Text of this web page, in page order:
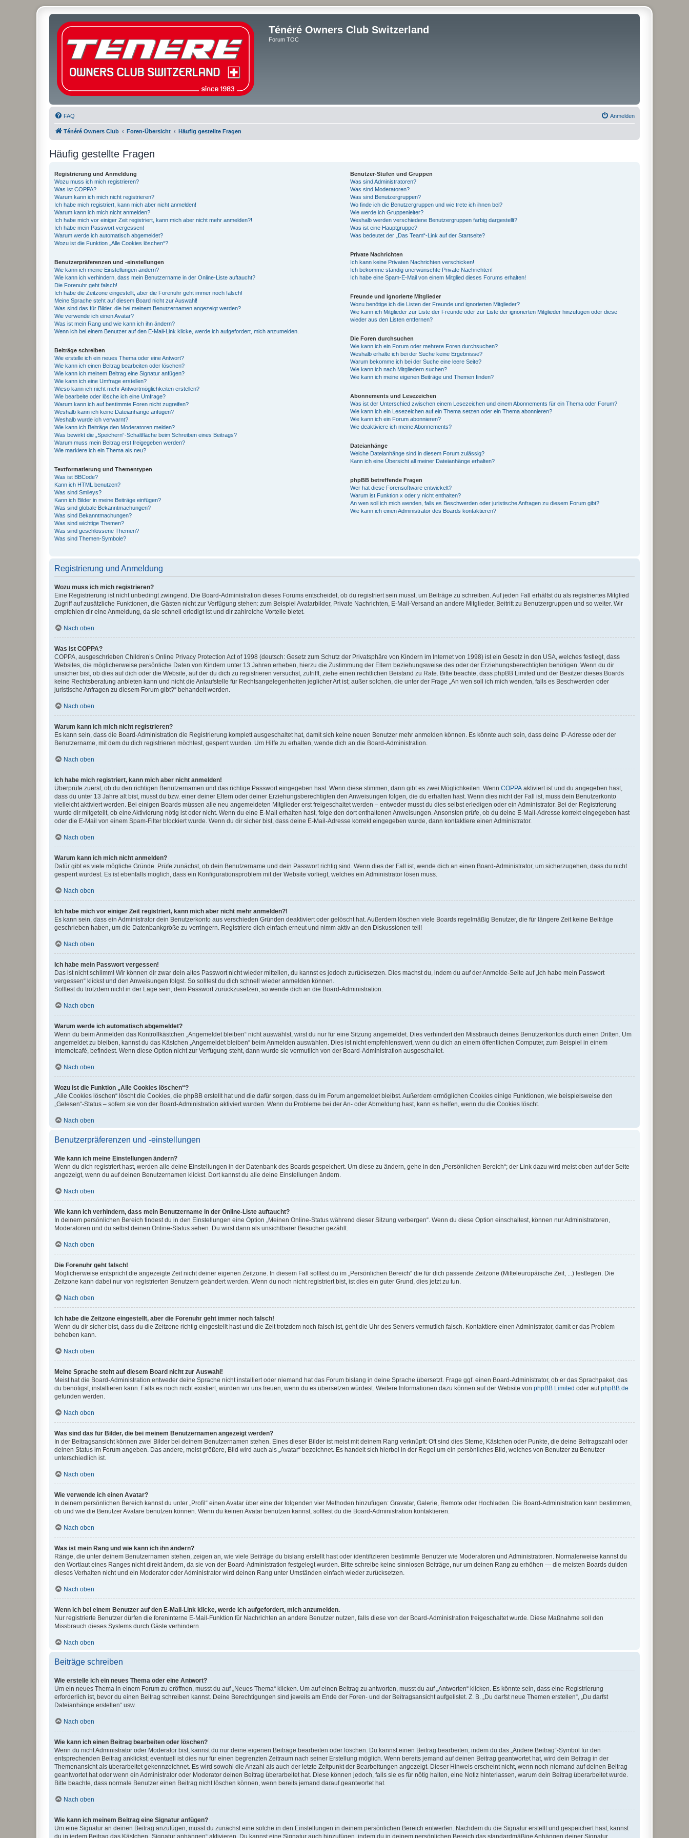
Ténéré Owners Club Switzerland
Forum TOC
FAQ Anmelden
Ténéré Owners Club Foren-Übersicht Häufig gestellte Fragen
Häufig gestellte Fragen
Registrierung und Anmeldung
Wozu muss ich mich registrieren?
Was ist COPPA?
Warum kann ich mich nicht registrieren?
Ich habe mich registriert, kann mich aber nicht anmelden!
Warum kann ich mich nicht anmelden?
Ich habe mich vor einiger Zeit registriert, kann mich aber nicht mehr anmelden?!
Ich habe mein Passwort vergessen!
Warum werde ich automatisch abgemeldet?
Wozu ist die Funktion „Alle Cookies löschen“?
Benutzerpräferenzen und -einstellungen
Wie kann ich meine Einstellungen ändern?
Wie kann ich verhindern, dass mein Benutzername in der Online-Liste auftaucht?
Die Forenuhr geht falsch!
Ich habe die Zeitzone eingestellt, aber die Forenuhr geht immer noch falsch!
Meine Sprache steht auf diesem Board nicht zur Auswahl!
Was sind das für Bilder, die bei meinem Benutzernamen angezeigt werden?
Wie verwende ich einen Avatar?
Was ist mein Rang und wie kann ich ihn ändern?
Wenn ich bei einem Benutzer auf den E-Mail-Link klicke, werde ich aufgefordert, mich anzumelden.
Beiträge schreiben
Wie erstelle ich ein neues Thema oder eine Antwort?
Wie kann ich einen Beitrag bearbeiten oder löschen?
Wie kann ich meinem Beitrag eine Signatur anfügen?
Wie kann ich eine Umfrage erstellen?
Wieso kann ich nicht mehr Antwortmöglichkeiten erstellen?
Wie bearbeite oder lösche ich eine Umfrage?
Warum kann ich auf bestimmte Foren nicht zugreifen?
Weshalb kann ich keine Dateianhänge anfügen?
Weshalb wurde ich verwarnt?
Wie kann ich Beiträge den Moderatoren melden?
Was bewirkt die „Speichern“-Schaltfläche beim Schreiben eines Beitrags?
Warum muss mein Beitrag erst freigegeben werden?
Wie markiere ich ein Thema als neu?
Textformatierung und Thementypen
Was ist BBCode?
Kann ich HTML benutzen?
Was sind Smileys?
Kann ich Bilder in meine Beiträge einfügen?
Was sind globale Bekanntmachungen?
Was sind Bekanntmachungen?
Was sind wichtige Themen?
Was sind geschlossene Themen?
Was sind Themen-Symbole?
Benutzer-Stufen und Gruppen
Was sind Administratoren?
Was sind Moderatoren?
Was sind Benutzergruppen?
Wo finde ich die Benutzergruppen und wie trete ich ihnen bei?
Wie werde ich Gruppenleiter?
Weshalb werden verschiedene Benutzergruppen farbig dargestellt?
Was ist eine Hauptgruppe?
Was bedeutet der „Das Team“-Link auf der Startseite?
Private Nachrichten
Ich kann keine Privaten Nachrichten verschicken!
Ich bekomme ständig unerwünschte Private Nachrichten!
Ich habe eine Spam-E-Mail von einem Mitglied dieses Forums erhalten!
Freunde und ignorierte Mitglieder
Wozu benötige ich die Listen der Freunde und ignorierten Mitglieder?
Wie kann ich Mitglieder zur Liste der Freunde oder zur Liste der ignorierten Mitglieder hinzufügen oder diese
wieder aus den Listen entfernen?
Die Foren durchsuchen
Wie kann ich ein Forum oder mehrere Foren durchsuchen?
Weshalb erhalte ich bei der Suche keine Ergebnisse?
Warum bekomme ich bei der Suche eine leere Seite?
Wie kann ich nach Mitgliedern suchen?
Wie kann ich meine eigenen Beiträge und Themen finden?
Abonnements und Lesezeichen
Was ist der Unterschied zwischen einem Lesezeichen und einem Abonnements für ein Thema oder Forum?
Wie kann ich ein Lesezeichen auf ein Thema setzen oder ein Thema abonnieren?
Wie kann ich ein Forum abonnieren?
Wie deaktiviere ich meine Abonnements?
Dateianhänge
Welche Dateianhänge sind in diesem Forum zulässig?
Kann ich eine Übersicht all meiner Dateianhänge erhalten?
phpBB betreffende Fragen
Wer hat diese Forensoftware entwickelt?
Warum ist Funktion x oder y nicht enthalten?
An wen soll ich mich wenden, falls es Beschwerden oder juristische Anfragen zu diesem Forum gibt?
Wie kann ich einen Administrator des Boards kontaktieren?
Registrierung und Anmeldung
Wozu muss ich mich registrieren?
Eine Registrierung ist nicht unbedingt zwingend. Die Board-Administration dieses Forums entscheidet, ob du registriert sein musst, um Beiträge zu schreiben. Auf jeden Fall erhältst du als registriertes Mitglied
Zugriff auf zusätzliche Funktionen, die Gästen nicht zur Verfügung stehen: zum Beispiel Avatarbilder, Private Nachrichten, E-Mail-Versand an andere Mitglieder, Beitritt zu Benutzergruppen und so weiter. Wir
empfehlen dir eine Anmeldung, da sie schnell erledigt ist und dir zahlreiche Vorteile bietet.
Nach oben
Was ist COPPA?
COPPA, ausgeschrieben Children’s Online Privacy Protection Act of 1998 (deutsch: Gesetz zum Schutz der Privatsphäre von Kindern im Internet von 1998) ist ein Gesetz in den USA, welches festlegt, dass
Websites, die möglicherweise persönliche Daten von Kindern unter 13 Jahren erheben, hierzu die Zustimmung der Eltern beziehungsweise des oder der Erziehungsberechtigten benötigen. Wenn du dir
unsicher bist, ob dies auf dich oder die Website, auf der du dich zu registrieren versuchst, zutrifft, ziehe einen rechtlichen Beistand zu Rate. Bitte beachte, dass phpBB Limited und der Besitzer dieses Boards
keine Rechtsberatung anbieten kann und nicht die Anlaufstelle für Rechtsangelegenheiten jeglicher Art ist; außer solchen, die unter der Frage „An wen soll ich mich wenden, falls es Beschwerden oder
juristische Anfragen zu diesem Forum gibt?“ behandelt werden.
Nach oben
Warum kann ich mich nicht registrieren?
Es kann sein, dass die Board-Administration die Registrierung komplett ausgeschaltet hat, damit sich keine neuen Benutzer mehr anmelden können. Es könnte auch sein, dass deine IP-Adresse oder der
Benutzername, mit dem du dich registrieren möchtest, gesperrt wurden. Um Hilfe zu erhalten, wende dich an die Board-Administration.
Nach oben
Ich habe mich registriert, kann mich aber nicht anmelden!
Überprüfe zuerst, ob du den richtigen Benutzernamen und das richtige Passwort eingegeben hast. Wenn diese stimmen, dann gibt es zwei Möglichkeiten. Wenn COPPA aktiviert ist und du angegeben hast,
dass du unter 13 Jahre alt bist, musst du bzw. einer deiner Eltern oder deiner Erziehungsberechtigten den Anweisungen folgen, die du erhalten hast. Wenn dies nicht der Fall ist, muss dein Benutzerkonto
vielleicht aktiviert werden. Bei einigen Boards müssen alle neu angemeldeten Mitglieder erst freigeschaltet werden – entweder musst du dies selbst erledigen oder ein Administrator. Bei der Registrierung
wurde dir mitgeteilt, ob eine Aktivierung nötig ist oder nicht. Wenn du eine E-Mail erhalten hast, folge den dort enthaltenen Anweisungen. Ansonsten prüfe, ob du deine E-Mail-Adresse korrekt eingegeben hast
oder die E-Mail von einem Spam-Filter blockiert wurde. Wenn du dir sicher bist, dass deine E-Mail-Adresse korrekt eingegeben wurde, dann kontaktiere einen Administrator.
Nach oben
Warum kann ich mich nicht anmelden?
Dafür gibt es viele mögliche Gründe. Prüfe zunächst, ob dein Benutzername und dein Passwort richtig sind. Wenn dies der Fall ist, wende dich an einen Board-Administrator, um sicherzugehen, dass du nicht
gesperrt wurdest. Es ist ebenfalls möglich, dass ein Konfigurationsproblem mit der Website vorliegt, welches ein Administrator lösen muss.
Nach oben
Ich habe mich vor einiger Zeit registriert, kann mich aber nicht mehr anmelden?!
Es kann sein, dass ein Administrator dein Benutzerkonto aus verschieden Gründen deaktiviert oder gelöscht hat. Außerdem löschen viele Boards regelmäßig Benutzer, die für längere Zeit keine Beiträge
geschrieben haben, um die Datenbankgröße zu verringern. Registriere dich einfach erneut und nimm aktiv an den Diskussionen teil!
Nach oben
Ich habe mein Passwort vergessen!
Das ist nicht schlimm! Wir können dir zwar dein altes Passwort nicht wieder mitteilen, du kannst es jedoch zurücksetzen. Dies machst du, indem du auf der Anmelde-Seite auf „Ich habe mein Passwort
vergessen“ klickst und den Anweisungen folgst. So solltest du dich schnell wieder anmelden können.
Solltest du trotzdem nicht in der Lage sein, dein Passwort zurückzusetzen, so wende dich an die Board-Administration.
Nach oben
Warum werde ich automatisch abgemeldet?
Wenn du beim Anmelden das Kontrollkästchen „Angemeldet bleiben“ nicht auswählst, wirst du nur für eine Sitzung angemeldet. Dies verhindert den Missbrauch deines Benutzerkontos durch einen Dritten. Um
angemeldet zu bleiben, kannst du das Kästchen „Angemeldet bleiben“ beim Anmelden auswählen. Dies ist nicht empfehlenswert, wenn du dich an einem öffentlichen Computer, zum Beispiel in einem
Internetcafé, befindest. Wenn diese Option nicht zur Verfügung steht, dann wurde sie vermutlich von der Board-Administration ausgeschaltet.
Nach oben
Wozu ist die Funktion „Alle Cookies löschen“?
„Alle Cookies löschen“ löscht die Cookies, die phpBB erstellt hat und die dafür sorgen, dass du im Forum angemeldet bleibst. Außerdem ermöglichen Cookies einige Funktionen, wie beispielsweise den
„Gelesen“-Status – sofern sie von der Board-Administration aktiviert wurden. Wenn du Probleme bei der An- oder Abmeldung hast, kann es helfen, wenn du die Cookies löscht.
Nach oben
Benutzerpräferenzen und -einstellungen
Wie kann ich meine Einstellungen ändern?
Wenn du dich registriert hast, werden alle deine Einstellungen in der Datenbank des Boards gespeichert. Um diese zu ändern, gehe in den „Persönlichen Bereich“; der Link dazu wird meist oben auf der Seite
angezeigt, wenn du auf deinen Benutzernamen klickst. Dort kannst du alle deine Einstellungen ändern.
Nach oben
Wie kann ich verhindern, dass mein Benutzername in der Online-Liste auftaucht?
In deinem persönlichen Bereich findest du in den Einstellungen eine Option „Meinen Online-Status während dieser Sitzung verbergen“. Wenn du diese Option einschaltest, können nur Administratoren,
Moderatoren und du selbst deinen Online-Status sehen. Du wirst dann als unsichtbarer Besucher gezählt.
Nach oben
Die Forenuhr geht falsch!
Möglicherweise entspricht die angezeigte Zeit nicht deiner eigenen Zeitzone. In diesem Fall solltest du im „Persönlichen Bereich“ die für dich passende Zeitzone (Mitteleuropäische Zeit, ...) festlegen. Die
Zeitzone kann dabei nur von registrierten Benutzern geändert werden. Wenn du noch nicht registriert bist, ist dies ein guter Grund, dies jetzt zu tun.
Nach oben
Ich habe die Zeitzone eingestellt, aber die Forenuhr geht immer noch falsch!
Wenn du dir sicher bist, dass du die Zeitzone richtig eingestellt hast und die Zeit trotzdem noch falsch ist, geht die Uhr des Servers vermutlich falsch. Kontaktiere einen Administrator, damit er das Problem
beheben kann.
Nach oben
Meine Sprache steht auf diesem Board nicht zur Auswahl!
Meist hat die Board-Administration entweder deine Sprache nicht installiert oder niemand hat das Forum bislang in deine Sprache übersetzt. Frage ggf. einen Board-Administrator, ob er das Sprachpaket, das
du benötigst, installieren kann. Falls es noch nicht existiert, würden wir uns freuen, wenn du es übersetzen würdest. Weitere Informationen dazu können auf der Website von phpBB Limited oder aufphpBB.de
gefunden werden.
Nach oben
Was sind das für Bilder, die bei meinem Benutzernamen angezeigt werden?
In der Beitragsansicht können zwei Bilder bei deinem Benutzernamen stehen. Eines dieser Bilder ist meist mit deinem Rang verknüpft: Oft sind dies Sterne, Kästchen oder Punkte, die deine Beitragszahl oder
deinen Status im Forum angeben. Das andere, meist größere, Bild wird auch als „Avatar“ bezeichnet. Es handelt sich hierbei in der Regel um ein persönliches Bild, welches von Benutzer zu Benutzer
unterschiedlich ist.
Nach oben
Wie verwende ich einen Avatar?
In deinem persönlichen Bereich kannst du unter „Profil“ einen Avatar über eine der folgenden vier Methoden hinzufügen: Gravatar, Galerie, Remote oder Hochladen. Die Board-Administration kann bestimmen,
ob und wie die Benutzer Avatare benutzen können. Wenn du keinen Avatar benutzen kannst, solltest du die Board-Administration kontaktieren.
Nach oben
Was ist mein Rang und wie kann ich ihn ändern?
Ränge, die unter deinem Benutzernamen stehen, zeigen an, wie viele Beiträge du bislang erstellt hast oder identifizieren bestimmte Benutzer wie Moderatoren und Administratoren. Normalerweise kannst du
den Wortlaut eines Ranges nicht direkt ändern, da sie von der Board-Administration festgelegt wurden. Bitte schreibe keine sinnlosen Beiträge, nur um deinen Rang zu erhöhen — die meisten Boards dulden
dieses Verhalten nicht und ein Moderator oder Administrator wird deinen Rang unter Umständen einfach wieder zurücksetzen.
Nach oben
Wenn ich bei einem Benutzer auf den E-Mail-Link klicke, werde ich aufgefordert, mich anzumelden.
Nur registrierte Benutzer dürfen die foreninterne E-Mail-Funktion für Nachrichten an andere Benutzer nutzen, falls diese von der Board-Administration freigeschaltet wurde. Diese Maßnahme soll den
Missbrauch dieses Systems durch Gäste verhindern.
Nach oben
Beiträge schreiben
Wie erstelle ich ein neues Thema oder eine Antwort?
Um ein neues Thema in einem Forum zu eröffnen, musst du auf „Neues Thema“ klicken. Um auf einen Beitrag zu antworten, musst du auf „Antworten“ klicken. Es könnte sein, dass eine Registrierung
erforderlich ist, bevor du einen Beitrag schreiben kannst. Deine Berechtigungen sind jeweils am Ende der Foren- und der Beitragsansicht aufgelistet. Z. B. „Du darfst neue Themen erstellen“, „Du darfst
Dateianhänge erstellen“ usw.
Nach oben
Wie kann ich einen Beitrag bearbeiten oder löschen?
Wenn du nicht Administrator oder Moderator bist, kannst du nur deine eigenen Beiträge bearbeiten oder löschen. Du kannst einen Beitrag bearbeiten, indem du das „Ändere Beitrag“-Symbol für den
entsprechenden Beitrag anklickst; eventuell ist dies nur für einen begrenzten Zeitraum nach seiner Erstellung möglich. Wenn bereits jemand auf deinen Beitrag geantwortet hat, wird dein Beitrag in der
Themenansicht als überarbeitet gekennzeichnet. Es wird sowohl die Anzahl als auch der letzte Zeitpunkt der Bearbeitungen angezeigt. Dieser Hinweis erscheint nicht, wenn noch niemand auf deinen Beitrag
geantwortet hat oder wenn ein Administrator oder Moderator deinen Beitrag überarbeitet hat. Diese können jedoch, falls sie es für nötig halten, eine Notiz hinterlassen, warum dein Beitrag überarbeitet wurde.
Bitte beachte, dass normale Benutzer einen Beitrag nicht löschen können, wenn bereits jemand darauf geantwortet hat.
Nach oben
Wie kann ich meinem Beitrag eine Signatur anfügen?
Um eine Signatur an deinen Beitrag anzufügen, musst du zunächst eine solche in den Einstellungen in deinem persönlichen Bereich entwerfen. Nachdem du die Signatur erstellt und gespeichert hast, kannst
du in jedem Beitrag das Kästchen „Signatur anhängen“ aktivieren. Du kannst eine Signatur auch hinzufügen, indem du in deinem persönlichen Bereich das standardmäßige Anhängen deiner Signatur